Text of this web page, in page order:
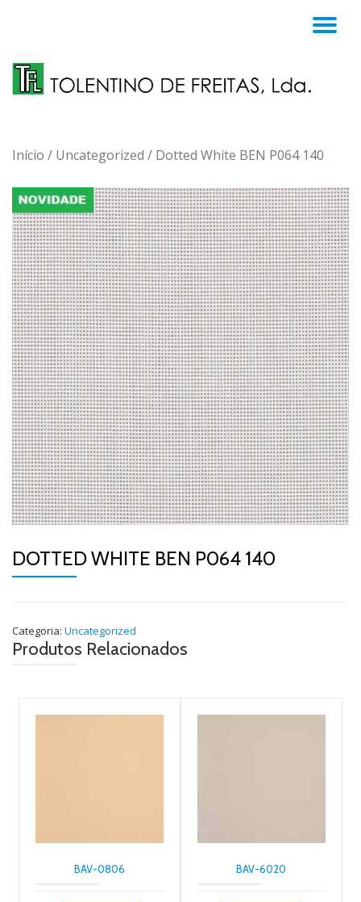
content
Início / Uncategorized / Dotted White BEN P064 140
DOTTED WHITE BEN P064 140
Categoria: Uncategorized
Produtos Relacionados
BAV-0806 BAV-6020